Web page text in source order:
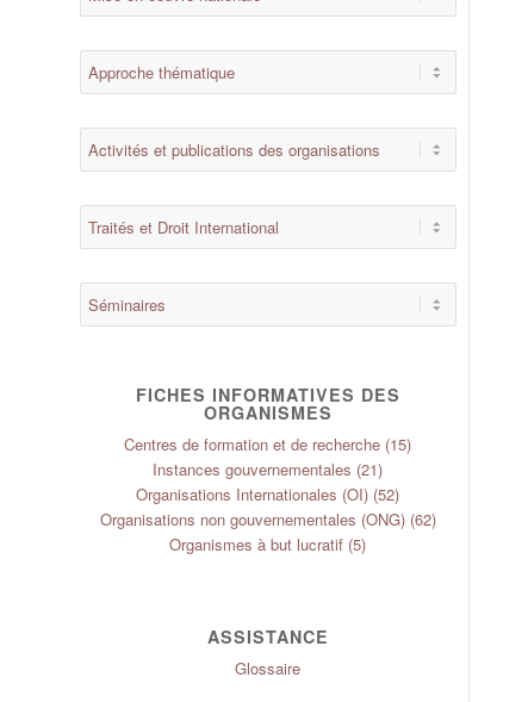
FICHES INFORMATIVES DES
ORGANISMES
Centres de formation et de recherche (15)
Instances gouvernementales (21)
Organisations Internationales (OI) (52)
Organisations non gouvernementales (ONG)(62)
Organismes à but lucratif (5)
ASSISTANCE
Glossaire